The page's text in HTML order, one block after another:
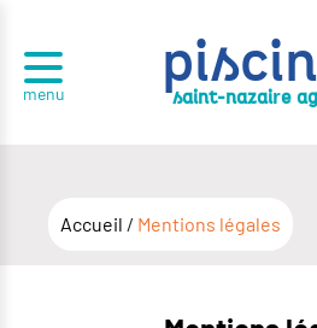
menu saint-nazaire
Accueil / Mentions légales